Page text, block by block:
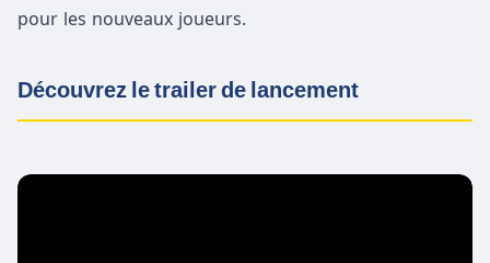
pour les nouveaux joueurs.
Découvrez le trailer de lancement